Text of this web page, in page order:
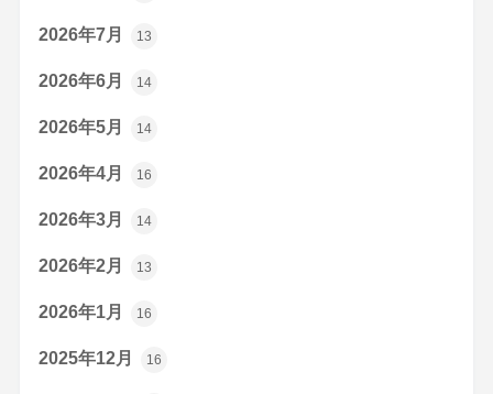
2026年7月 13
2026年6月 14
2026年5月 14
2026年4月 16
2026年3月 14
2026年2月 13
2026年1月 16
2025年12月 16